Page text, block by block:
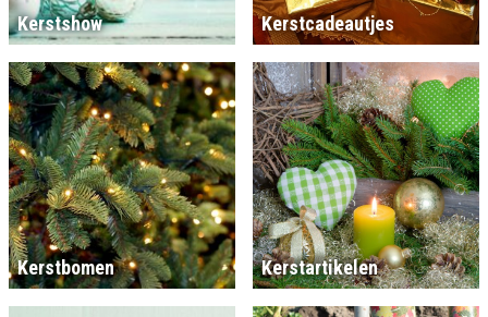
Kerstshow Kerstcadeautjes
Kerstbomen Kerstartikelen